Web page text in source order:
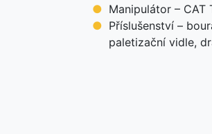
Manipulátor – CAT
Příslušenství –
paletizační vidle,